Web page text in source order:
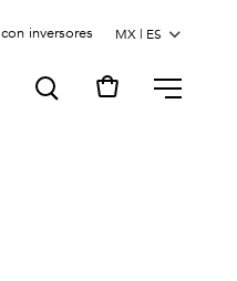
inversores
MENU